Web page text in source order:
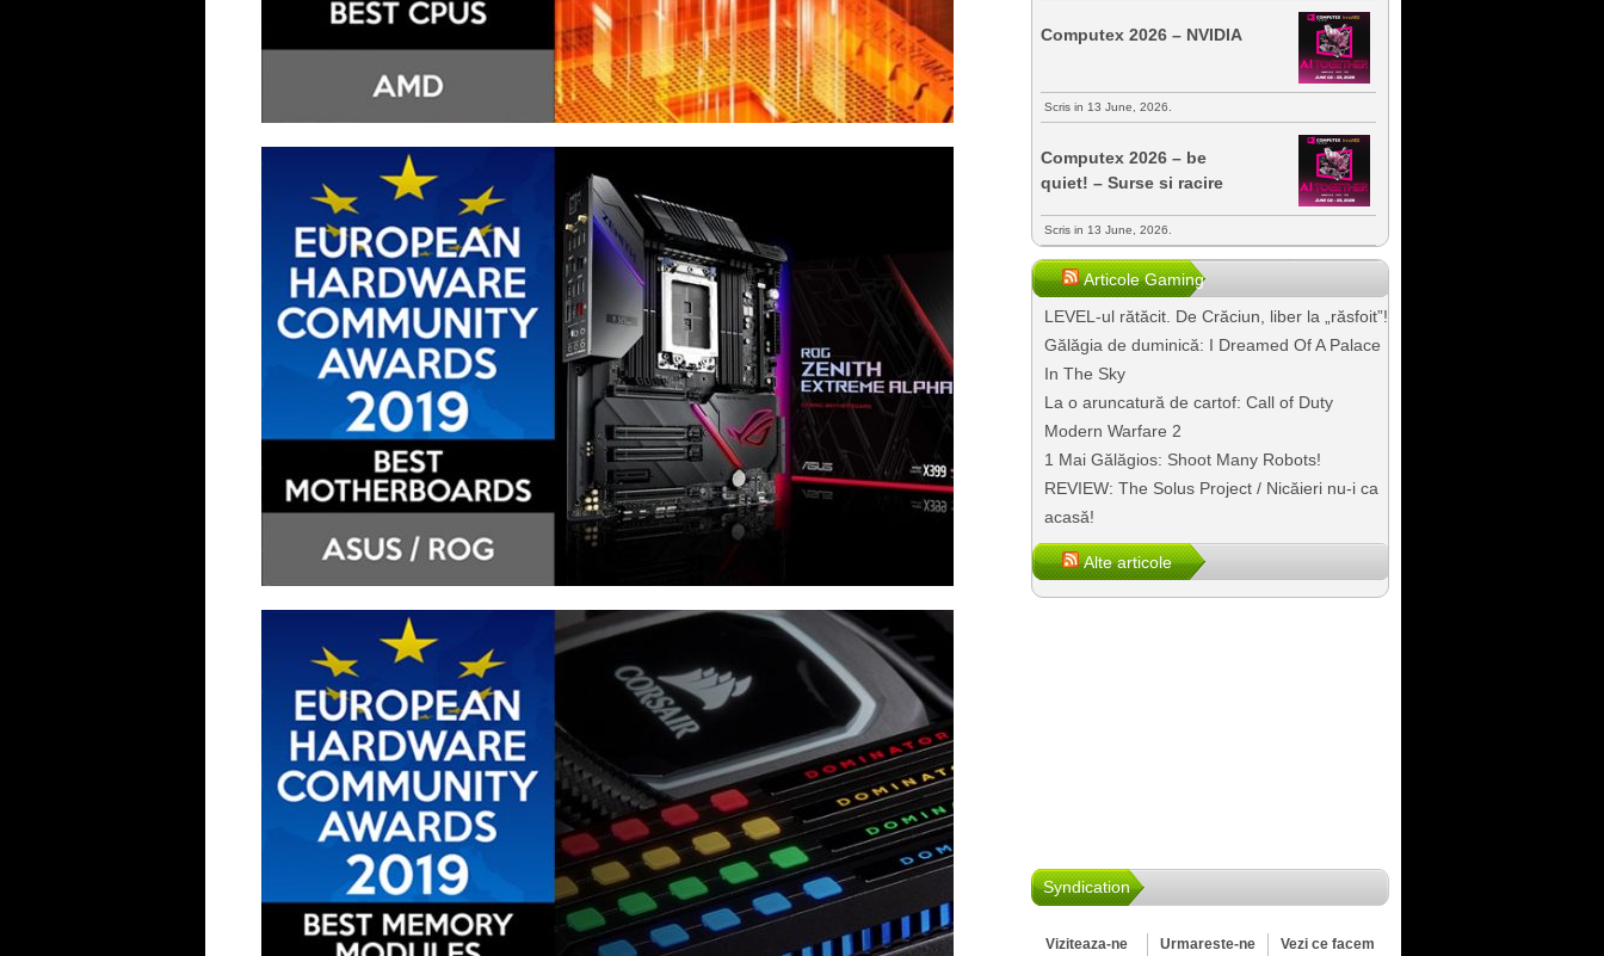
Computex 2026 – NVIDIA
Scris in 13 June, 2026.
Computex 2026 – be
quiet! – Surse si racire
Scris in 13 June, 2026.
Articole Gaming
LEVEL-ul rătăcit. De Crăciun, liber la „răsfoit”!
Gălăgia de duminică: I Dreamed Of A Palace
In The Sky
La o aruncatură de cartof: Call of Duty
Modern Warfare 2
1 Mai Gălăgios: Shoot Many Robots!
REVIEW: The Solus Project / Nicăieri nu-i ca
acasă!
Alte articole
Syndication
Viziteaza-ne
Urmareste-ne
Vezi ce facem